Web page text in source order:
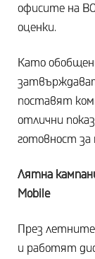
офисите на
оценки.
Като
поставят
отлични
готовност за
Лятна
Mobile
През
и работят